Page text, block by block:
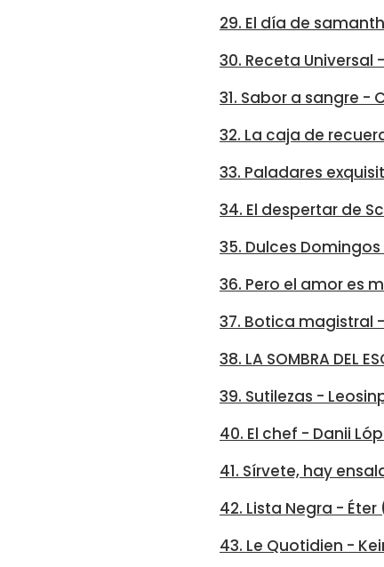
29. El día de
30. Receta Universal
31. Sabor a sangre -
32. La caja de
33. Paladares
34. El despertar de
35. Dulces
36. Pero el amor es
37. Botica magistral
38. LA SOMBRA DEL
39. Sutilezas -
40. El chef - Danii
41. Sírvete, hay
42. Lista Negra -
43. Le Quotidien -